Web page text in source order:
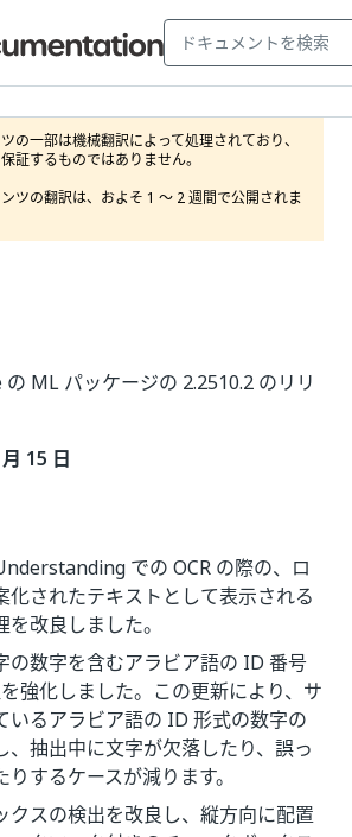
の一部は機械翻訳によって処理されており、
証するものではありません。
ツの翻訳は、およそ 1 ～ 2 週間で公開されま
ML パッケージの 2.2510.2 のリリ
15 日
での OCR の際の、ロ
化されたテキストとして表示される
改良しました。
の数字を含むアラビア語の ID 番号
強化しました。この更新により、サ
いるアラビア語の ID 形式の数字の
、抽出中に文字が欠落したり、誤っ
するケースが減ります。
クスの検出を改良し、縦方向に配置